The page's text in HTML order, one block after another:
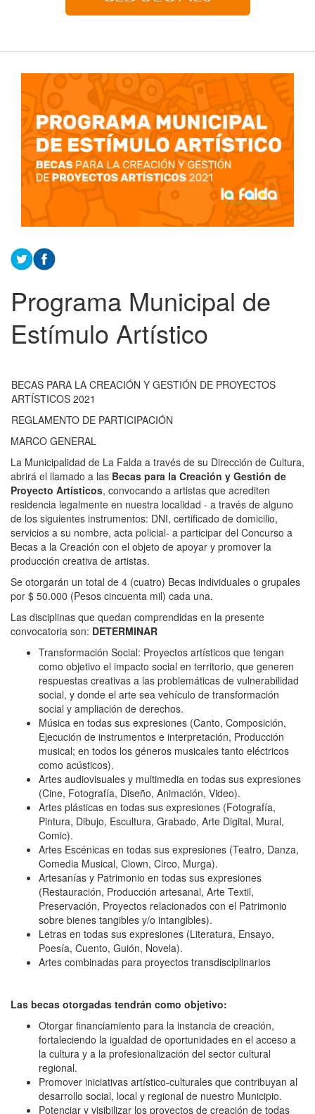
Programa Municipal de
Estímulo Artístico
BECAS PARA LA CREACIÓN Y GESTIÓN DE PROYECTOS
ARTÍSTICOS 2021
REGLAMENTO DE PARTICIPACIÓN
MARCO GENERAL
La Municipalidad de La Falda a través de su Dirección de Cultura,
abrirá el llamado a las Becas para la Creación y Gestión de
Proyecto Artísticos, convocando a artistas que acrediten
residencia legalmente en nuestra localidad - a través de alguno
de los siguientes instrumentos: DNI, certificado de domicilio,
servicios a su nombre, acta policial- a participar del Concurso a
Becas a la Creación con el objeto de apoyar y promover la
producción creativa de artistas.
Se otorgarán un total de 4 (cuatro) Becas individuales o grupales
por $ 50.000 (Pesos cincuenta mil) cada una.
Las disciplinas que quedan comprendidas en la presente
convocatoria son: DETERMINAR
Transformación Social: Proyectos artísticos que tengan
como objetivo el impacto social en territorio, que generen
respuestas creativas a las problemáticas de vulnerabilidad
social, y donde el arte sea vehículo de transformación
social y ampliación de derechos.
Música en todas sus expresiones (Canto, Composición,
Ejecución de instrumentos e interpretación, Producción
musical; en todos los géneros musicales tanto eléctricos
como acústicos).
Artes audiovisuales y multimedia en todas sus expresiones
(Cine, Fotografía, Diseño, Animación, Video).
Artes plásticas en todas sus expresiones (Fotografía,
Pintura, Dibujo, Escultura, Grabado, Arte Digital, Mural,
Comic).
Artes Escénicas en todas sus expresiones (Teatro, Danza,
Comedia Musical, Clown, Circo, Murga).
Artesanías y Patrimonio en todas sus expresiones
(Restauración, Producción artesanal, Arte Textil,
Preservación, Proyectos relacionados con el Patrimonio
sobre bienes tangibles y/o intangibles).
Letras en todas sus expresiones (Literatura, Ensayo,
Poesía, Cuento, Guión, Novela).
Artes combinadas para proyectos transdisciplinarios
Las becas otorgadas tendrán como objetivo:
Otorgar financiamiento para la instancia de creación,
fortaleciendo la igualdad de oportunidades en el acceso a
la cultura y a la profesionalización del sector cultural
regional.
Promover iniciativas artístico-culturales que contribuyan al
desarrollo social, local y regional de nuestro Municipio.
Potenciar y visibilizar los proyectos de creación de todas